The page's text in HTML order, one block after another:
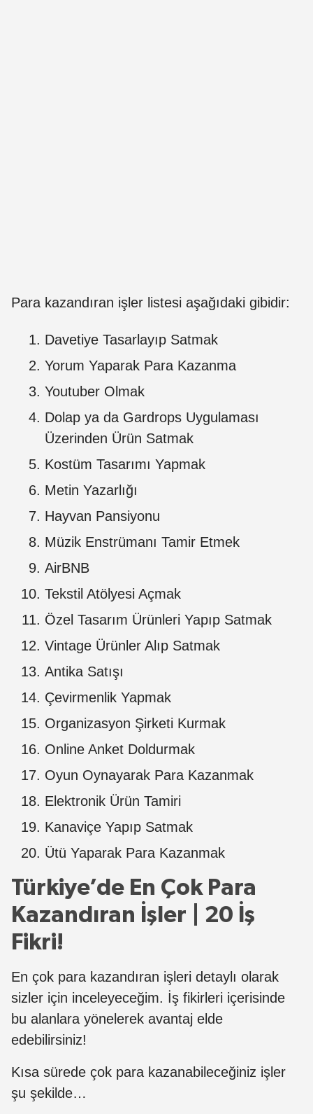
Para kazandıran işler listesi aşağıdaki gibidir:
Davetiye Tasarlayıp Satmak
Yorum Yaparak Para Kazanma
Youtuber Olmak
Dolap ya da Gardrops Uygulaması
Üzerinden Ürün Satmak
Kostüm Tasarımı Yapmak
Metin Yazarlığı
Hayvan Pansiyonu
Müzik Enstrümanı Tamir Etmek
AirBNB
Tekstil Atölyesi Açmak
Özel Tasarım Ürünleri Yapıp Satmak
Vintage Ürünler Alıp Satmak
Antika Satışı
Çevirmenlik Yapmak
Organizasyon Şirketi Kurmak
Online Anket Doldurmak
Oyun Oynayarak Para Kazanmak
Elektronik Ürün Tamiri
Kanaviçe Yapıp Satmak
Ütü Yaparak Para Kazanmak
Türkiye’de En Çok Para
Kazandıran İşler | 20 İş
Fikri!
En çok para kazandıran işleri detaylı olarak
sizler için inceleyeceğim. İş fikirleri içerisinde
bu alanlara yönelerek avantaj elde
edebilirsiniz!
Kısa sürede çok para kazanabileceğiniz işler
şu şekilde…